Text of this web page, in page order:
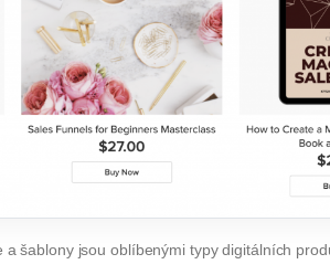
a šablony jsou oblíbenými typy digitálních